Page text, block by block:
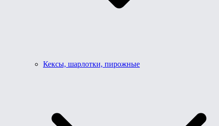
Кексы, шарлотки, пирожные